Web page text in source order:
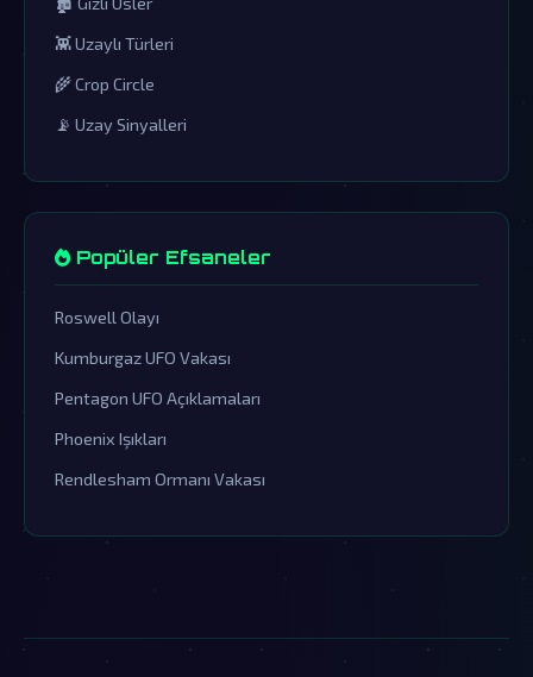
👾 Uzaylı Türleri
🌾 Crop Circle
📡 Uzay Sinyalleri
Popüler Efsaneler
Roswell Olayı
Kumburgaz UFO Vakası
Pentagon UFO Açıklamaları
Phoenix Işıkları
Rendlesham Ormanı Vakası